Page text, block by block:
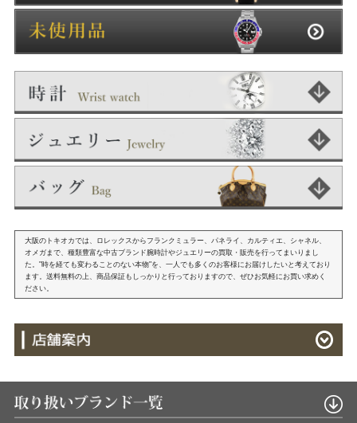
大阪のトキオカでは、ロレックスからフランクミュラー、パネライ、カルティエ、シャネル、
オメガまで、種類豊富な中古ブランド腕時計やジュエリーの買取・販売を行ってまいりまし
た。"時を経ても変わることのない本物"を、一人でも多くのお客様にお届けしたいと考えており
ます。送料無料の上、商品保証もしっかりと行っておりますので、ぜひお気軽にお買い求めく
ださい。